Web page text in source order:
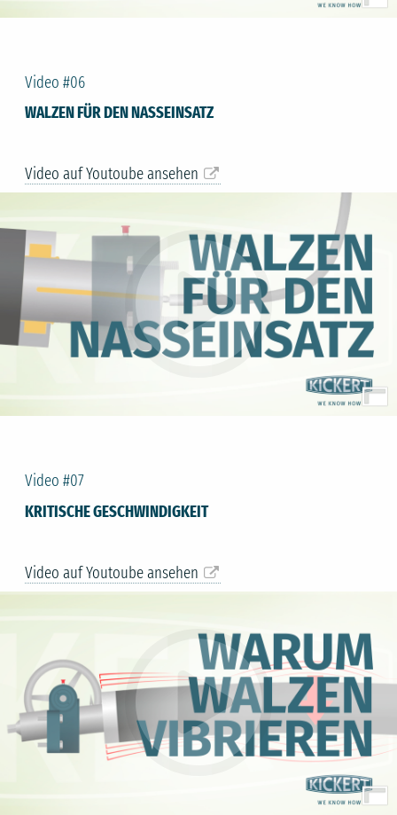
Video #06
WALZEN FÜR DEN NASSEINSATZ
Video auf Youtoube ansehen
Video #07
KRITISCHE GESCHWINDIGKEIT
Video auf Youtoube ansehen